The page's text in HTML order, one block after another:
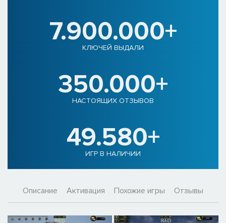
7.900.000+
КЛЮЧЕЙ ВЫДАЛИ
350.000+
НАСТОЯЩИХ ОТЗЫВОВ
49.580+
ИГР В НАЛИЧИИ
Описание Активация Похожие игры Отзывы